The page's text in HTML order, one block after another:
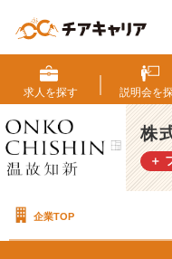
式
会
社
温
故
知
明
求人を探す 説明会を
株
＋
企業TOP